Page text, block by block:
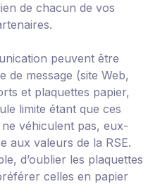
de chacun de vos
peuvent être
de message (site Web,
et plaquettes papier,
limite étant que ces
véhiculent pas, eux-
aux valeurs de la RSE.
d’oublier les plaquettes
celles en papier